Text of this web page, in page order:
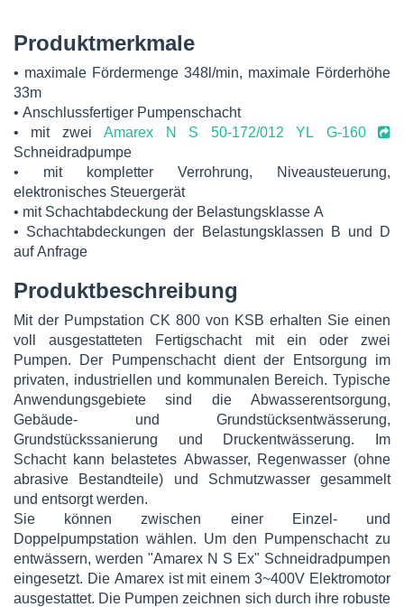
Produktmerkmale
• maximale Fördermenge 348l/min, maximale Förderhöhe
33m
• Anschlussfertiger Pumpenschacht
• mit zwei Amarex N S 50-172/012 YL G-160
Schneidradpumpe
• mit kompletter Verrohrung, Niveausteuerung,
elektronisches Steuergerät
• mit Schachtabdeckung der Belastungsklasse A
• Schachtabdeckungen der Belastungsklassen B und D
auf Anfrage
Produktbeschreibung
Mit der Pumpstation CK 800 von KSB erhalten Sie einen
voll ausgestatteten Fertigschacht mit ein oder zwei
Pumpen. Der Pumpenschacht dient der Entsorgung im
privaten, industriellen und kommunalen Bereich. Typische
Anwendungsgebiete sind die Abwasserentsorgung,
Gebäude- und Grundstücksentwässerung,
Grundstückssanierung und Druckentwässerung. Im
Schacht kann belastetes Abwasser, Regenwasser (ohne
abrasive Bestandteile) und Schmutzwasser gesammelt
und entsorgt werden.
Sie können zwischen einer Einzel- und
Doppelpumpstation wählen. Um den Pumpenschacht zu
entwässern, werden "Amarex N S Ex" Schneidradpumpen
eingesetzt. Die Amarex ist mit einem 3~400V Elektromotor
ausgestattet. Die Pumpen zeichnen sich durch ihre robuste